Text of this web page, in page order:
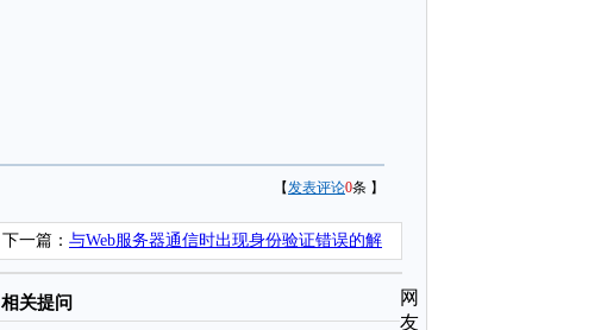
【发表评论0条 】
下一篇： 与Web服务器通信时出现身份验证错误的解
决方法！
相关提问
网
友